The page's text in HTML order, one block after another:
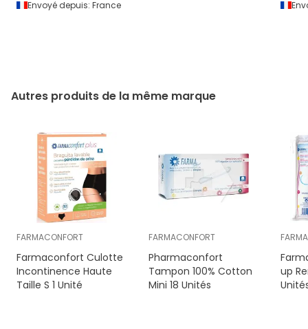
Envoyé depuis: France
Autres produits de la même marque
FARMACONFORT
Farmaconfort Culotte
Incontinence Haute
Taille S 1 Unité
FARMACONFORT
Pharmaconfort
Tampon 100% Cotton
Mini 18 Unités
up